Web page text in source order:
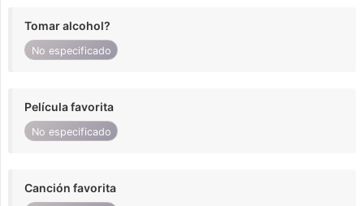
Tomar alcohol?
No especificado
Película favorita
No especificado
Canción favorita